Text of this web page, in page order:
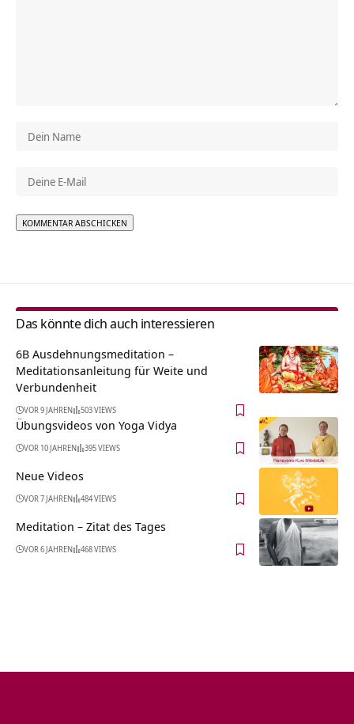
Das könnte dich auch interessieren
6B Ausdehnungsmeditation –
Meditationsanleitung für Weite und
Verbundenheit
VOR 9 JAHREN 503 VIEWS
Übungsvideos von Yoga Vidya
VOR 10 JAHREN 395 VIEWS
Neue Videos
VOR 7 JAHREN 484 VIEWS
Meditation – Zitat des Tages
VOR 6 JAHREN 468 VIEWS